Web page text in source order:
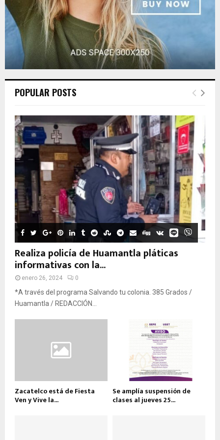
POPULAR POSTS
Realiza policía de Huamantla pláticas
informativas con la...
enero 26, 2024 0
*A través del programa Salvando tu colonia. 385 Grados /
Huamantla / REDACCIÓN...
Zacatelco está de Fiesta
Ven y Vive la...
Se amplía suspensión de
clases al jueves 25...